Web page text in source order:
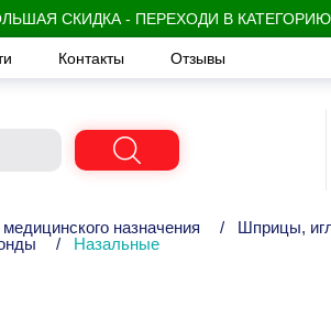
СКИДКА - ПЕРЕХОДИ В
Контакты Отзывы
назначения / Шприцы,
/ Назальные